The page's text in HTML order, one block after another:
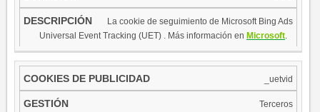
​La cookie de seguimiento de Microsoft Bing Ads
Universal Event Tracking (UET) . Más información en Microsoft.​​
_uetvid
​Terceros